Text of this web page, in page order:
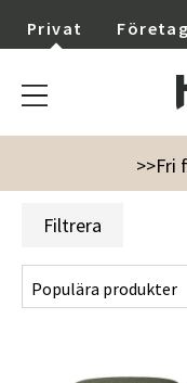
Privat Företag
>>Fri
Filtrera